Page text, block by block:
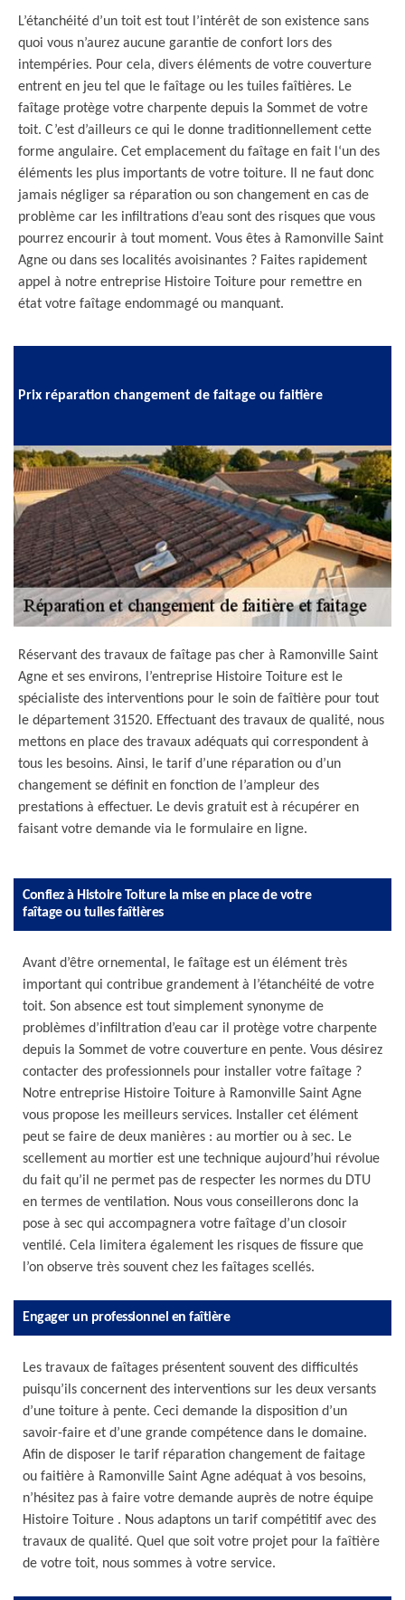
L’étanchéité d’un toit est tout l’intérêt de son existence sans
quoi vous n’aurez aucune garantie de confort lors des
intempéries. Pour cela, divers éléments de votre couverture
entrent en jeu tel que le faîtage ou les tuiles faîtières. Le
faîtage protège votre charpente depuis la Sommet de votre
toit. C’est d’ailleurs ce qui le donne traditionnellement cette
forme angulaire. Cet emplacement du faîtage en fait l‘un des
éléments les plus importants de votre toiture. Il ne faut donc
jamais négliger sa réparation ou son changement en cas de
problème car les infiltrations d’eau sont des risques que vous
pourrez encourir à tout moment. Vous êtes à Ramonville Saint
Agne ou dans ses localités avoisinantes ? Faites rapidement
appel à notre entreprise Histoire Toiture pour remettre en
état votre faîtage endommagé ou manquant.
Prix réparation changement de faitage ou faitière
Réservant des travaux de faîtage pas cher à Ramonville Saint
Agne et ses environs, l’entreprise Histoire Toiture est le
spécialiste des interventions pour le soin de faîtière pour tout
le département 31520. Effectuant des travaux de qualité, nous
mettons en place des travaux adéquats qui correspondent à
tous les besoins. Ainsi, le tarif d’une réparation ou d’un
changement se définit en fonction de l’ampleur des
prestations à effectuer. Le devis gratuit est à récupérer en
faisant votre demande via le formulaire en ligne.
Confiez à Histoire Toiture la mise en place de votre
faîtage ou tuiles faîtières
Avant d’être ornemental, le faîtage est un élément très
important qui contribue grandement à l’étanchéité de votre
toit. Son absence est tout simplement synonyme de
problèmes d’infiltration d’eau car il protège votre charpente
depuis la Sommet de votre couverture en pente. Vous désirez
contacter des professionnels pour installer votre faîtage ?
Notre entreprise Histoire Toiture à Ramonville Saint Agne
vous propose les meilleurs services. Installer cet élément
peut se faire de deux manières : au mortier ou à sec. Le
scellement au mortier est une technique aujourd’hui révolue
du fait qu’il ne permet pas de respecter les normes du DTU
en termes de ventilation. Nous vous conseillerons donc la
pose à sec qui accompagnera votre faîtage d’un closoir
ventilé. Cela limitera également les risques de fissure que
l’on observe très souvent chez les faîtages scellés.
Engager un professionnel en faîtière
Les travaux de faîtages présentent souvent des difficultés
puisqu’ils concernent des interventions sur les deux versants
d’une toiture à pente. Ceci demande la disposition d’un
savoir-faire et d’une grande compétence dans le domaine.
Afin de disposer le tarif réparation changement de faitage
ou faitière à Ramonville Saint Agne adéquat à vos besoins,
n’hésitez pas à faire votre demande auprès de notre équipe
Histoire Toiture . Nous adaptons un tarif compétitif avec des
travaux de qualité. Quel que soit votre projet pour la faîtière
de votre toit, nous sommes à votre service.